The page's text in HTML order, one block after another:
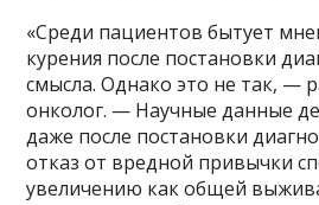
«Среди пациентов бытует
курения после постановки
смысла. Однако это не так, —
онколог. — Научные данные
даже после постановки
отказ от вредной привычки
увеличению как общей